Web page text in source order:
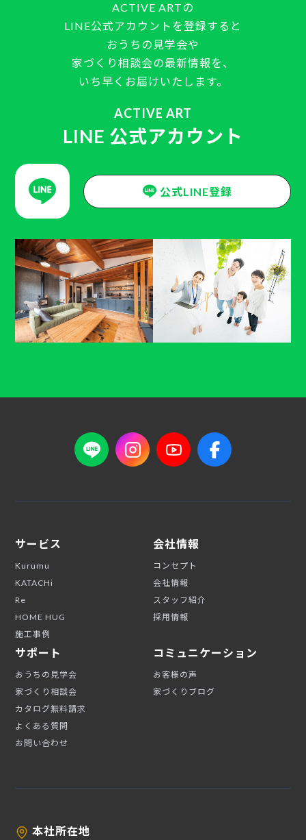
ACTIVE ARTの
LINE公式アカウントを登録すると
おうちの見学会や
家づくり相談会の最新情報を、
いち早くお届けいたします。
ACTIVE ART
LINE 公式アカウント
公式LINE登録
サービス
Kurumu
KATACHi
Re
HOME HUG
施工事例
会社情報
コンセプト
会社情報
スタッフ紹介
採用情報
サポート
おうちの見学会
家づくり相談会
カタログ無料請求
よくある質問
お問い合わせ
コミュニケーション
お客様の声
家づくりブログ
本社所在地